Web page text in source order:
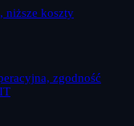
niższe koszty
zgodność